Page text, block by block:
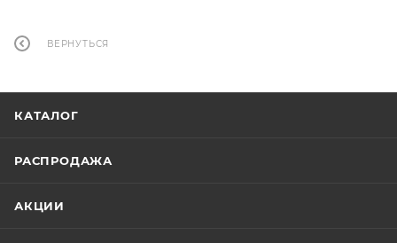
ВЕРНУТЬСЯ
КАТАЛОГ
РАСПРОДАЖА
АКЦИИ